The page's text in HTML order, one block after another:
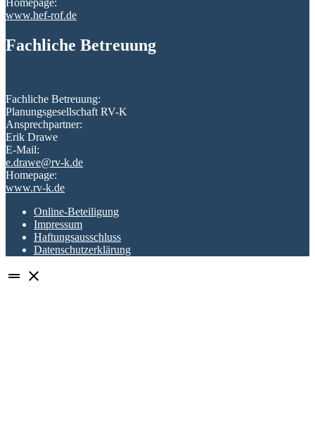
Homepage:
www.hef-rof.de
Fachliche Betreuung
Fachliche Betreuung:
Planungsgesellschaft RV-K
Ansprechpartner:
Erik Drawe
E-Mail:
e.drawe@rv-k.de
Homepage:
www.rv-k.de
Online-Beteiligung
Impressum
Haftungsausschluss
Datenschutzerklärung
drag_handle close